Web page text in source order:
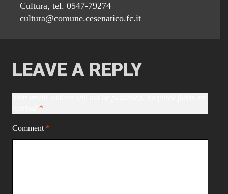
Cultura, tel. 0547-79274
cultura@comune.cesenatico.fc.it
LEAVE A REPLY
*
Comment *